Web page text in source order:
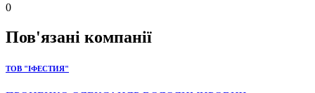
0
Пов'язані компанії
ТОВ "ІФЕСТИЯ"